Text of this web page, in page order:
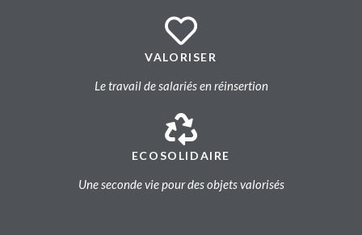
VALORISER
Le travail de salariés en réinsertion
ECOSOLIDAIRE
Une seconde vie pour des objets valorisés